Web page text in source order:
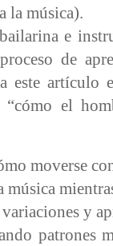
la música).
e
de
este artículo
“cómo el
moverse
música
y
patrones